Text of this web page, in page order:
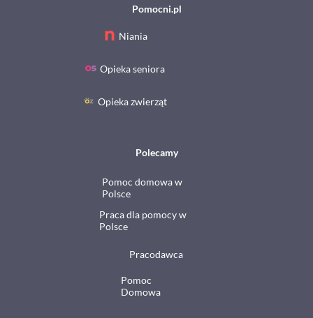
Niania
Opieka seniora
Opieka zwierząt
Pomocni.pl
Pomoc domowa w
Polsce
Praca dla pomocy w
Polsce
Pracodawca
Pomoc
Domowa
Polecamy